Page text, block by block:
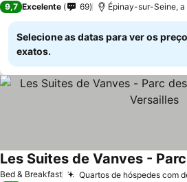
9,7 Excelente 69 Épinay-sur-Seine,
Selecione as datas para ver os
exatos.
Bed & Breakfast Quartos de hóspedes com